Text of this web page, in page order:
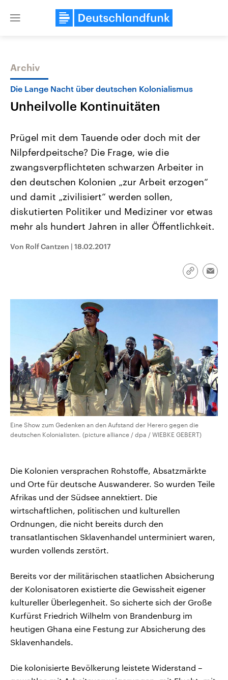
Close
Themen
Landtagswahl Sachsen-Anhalt
2026
Alle Informationen
Sachsen-Anhalt wählt am 6.
September 2026 einen neuen
Bundesland von einer Koalition aus
Umfragen, Prognosen,
Wahlprogramme, aktuelle Berichte
USA
Aktuelle Beiträge,
Hintergründe
Wirtschaftlich und
gehören die Vereinigten
mit großem Einfluss auf
Archiv
Die Lange Nacht über deutschen Kolonialismus
Unheilvolle Kontinuitäten
Prügel mit dem Tauende oder doch mit der
Nilpferdpeitsche? Die Frage, wie die
zwangsverpflichteten schwarzen Arbeiter in
den deutschen Kolonien „zur Arbeit erzogen“
und damit „zivilisiert“ werden sollen,
diskutierten Politiker und Mediziner vor etwas
mehr als hundert Jahren in aller Öffentlichkeit.
Von Rolf Cantzen | 18.02.2017
Link
Eine Show zum Gedenken an den Aufstand der Herero gegen die
deutschen Kolonialisten. (picture alliance / dpa / WIEBKE GEBERT)
Die Kolonien versprachen Rohstoffe, Absatzmärkte
und Orte für deutsche Auswanderer. So wurden Teile
Afrikas und der Südsee annektiert. Die
wirtschaftlichen, politischen und kulturellen
Ordnungen, die nicht bereits durch den
transatlantischen Sklavenhandel unterminiert waren,
wurden vollends zerstört.
Bereits vor der militärischen staatlichen Absicherung
der Kolonisatoren existierte die Gewissheit eigener
kultureller Überlegenheit. So sicherte sich der Große
Kurfürst Friedrich Wilhelm von Brandenburg im
heutigen Ghana eine Festung zur Absicherung des
Sklavenhandels.
Die kolonisierte Bevölkerung leistete Widerstand –